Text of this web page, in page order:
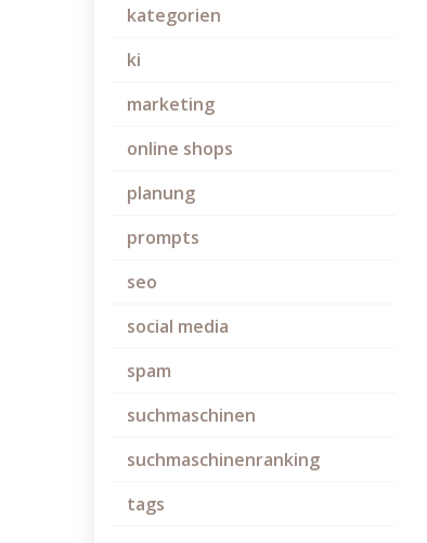
kategorien
ki
marketing
online shops
planung
prompts
seo
social media
spam
suchmaschinen
suchmaschinenranking
tags